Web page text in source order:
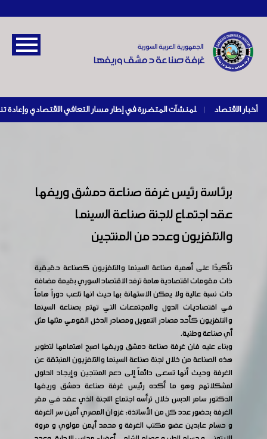
أخبار الاقتصاد |
برئاسة رئيس غرفة صناعة دمشق وريفها
عقد اجتماع للجنة صناعة السينما
والتلفزيون وعدد من المنتجين
تأكيدًا على أهمية صناعة السينما والتلفزيون كصناعة حقيقية
ذات مقومات اقتصادية هامة ترفد الاقتصاد السوري بقيمة مضافة
ذات نسبة عالية ولا يمكن الاستهانة بها حيث انها تلعب دوراً هاماً
في اقتصاديات الدول والمجتمعات التي تهتم بصناعة السينما
والتلفزيون كأحد مصادر التمويل ومصادر الدخل القومي مثلها مثل
أي صناعة وطنية.
وبناء عليه فان غرفة صناعة دمشق وريفها اصبح اهتمامها لتطوير
هذه الصناعة من خلال لجنة صناعة السينما والتلفزيون المنبثقة عن
الغرفة وحيث أنها تسعى دائماً إلى دعم المنتجين وإيجاد الحلول
لمشكلاتهم وهو ما أكده رئيس غرفة صناعة دمشق وريفها
الدكتور سامر الدبس خلال ترأسه اجتماع اللجنة الذي عقد في مقر
الغرفة بحضور عدد كل من الأساتذة: غزوان المصري أمين سر الغرفة
و حسام عابدين عضو مكتب الغرفة و محمد أيمن مولوي و مروة